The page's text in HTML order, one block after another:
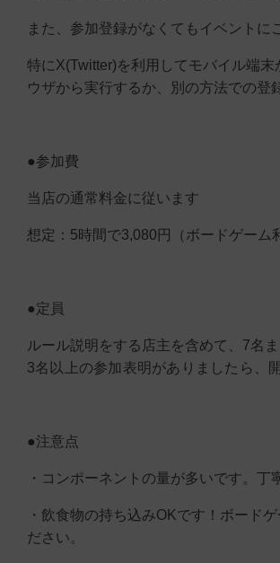
また、参加登録がなくてもイベント
特にX(Twitter)を利用してモバイル端
ウザから実行するか、別の方法での登
●参加費
当店の通常料金に従います
想定：5時間で3,080円（ボードゲーム
●定員
ルール説明をする店主を含めて、7名ま
3名以上の参加表明がありましたら、
●注意点
・コンポーネントの量が多いです。丁
・飲食物の持ち込みOKです！ボード
ださい。